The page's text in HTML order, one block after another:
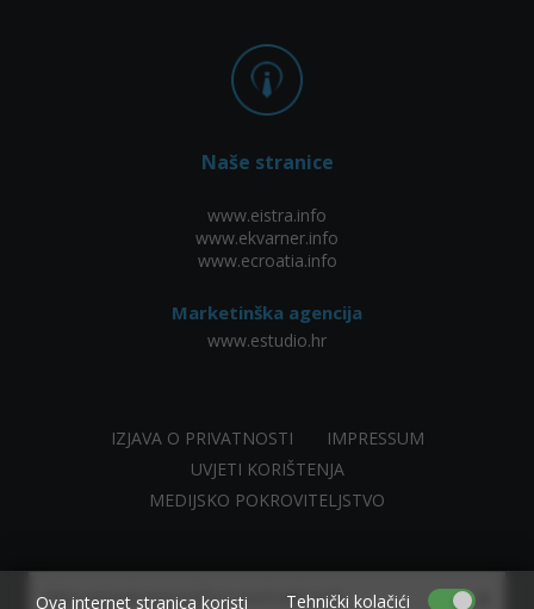
Allow www.ekvarner.info to send web push
×
Naše stranice
www.eistra.info
www.ekvarner.info
www.ecroatia.info
Marketinška agencija
www.estudio.hr
IZJAVA O PRIVATNOSTI
IMPRESSUM
UVJETI KORIŠTENJA
MEDIJSKO POKROVITELJSTVO
Ova internet stranica koristi Tehnički kolačići